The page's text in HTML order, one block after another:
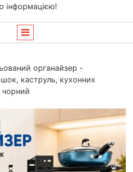
інформацією!
органайзер -
каструль, кухонних
чорний